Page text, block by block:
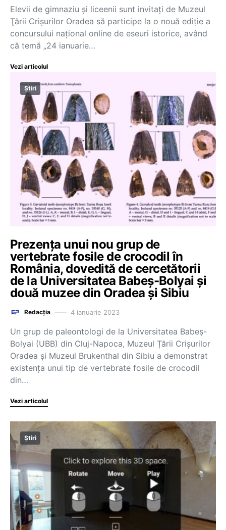
Elevii de gimnaziu şi liceenii sunt invitaţi de Muzeul
Ţării Crişurilor Oradea să participe la o nouă ediţie a
concursului naţional online de eseuri istorice, având
că temă „24 ianuarie…
Vezi articolul
Știri
Prezența unui nou grup de
vertebrate fosile de crocodil în
România, dovedită de cercetătorii
de la Universitatea Babeș-Bolyai și
două muzee din Oradea și Sibiu
Redacția 4 ianuarie 2023
Un grup de paleontologi de la Universitatea Babeș-
Bolyai (UBB) din Cluj-Napoca, Muzeul Țării Crișurilor
Oradea și Muzeul Brukenthal din Sibiu a demonstrat
existența unui tip de vertebrate fosile de crocodil
din…
Vezi articolul
Știri